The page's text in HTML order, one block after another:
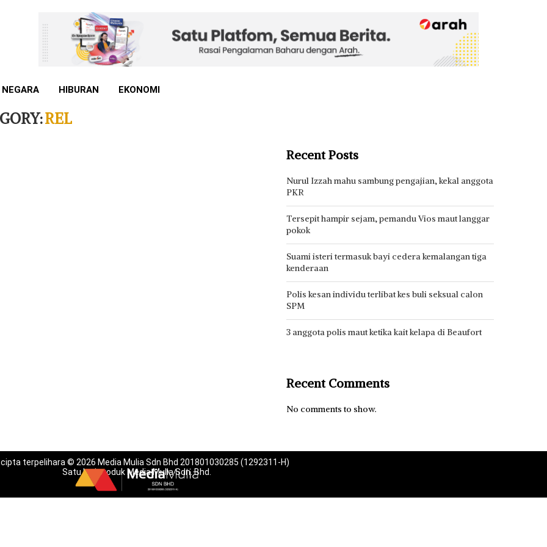
HIBURAN EKONOMI
REL
Recent Posts
Nurul Izzah mahu sambung pengajian, kekal anggota
PKR
Tersepit hampir sejam, pemandu Vios maut langgar
pokok
Suami isteri termasuk bayi cedera kemalangan tiga
kenderaan
Polis kesan individu terlibat kes buli seksual calon
SPM
3 anggota polis maut ketika kait kelapa di Beaufort
Recent Comments
No comments to show.
cipta terpelihara © 2026 Media Mulia Sdn Bhd 201801030285 (1292311-H)
Satu lagi produk Media Mulia Sdn. Bhd.